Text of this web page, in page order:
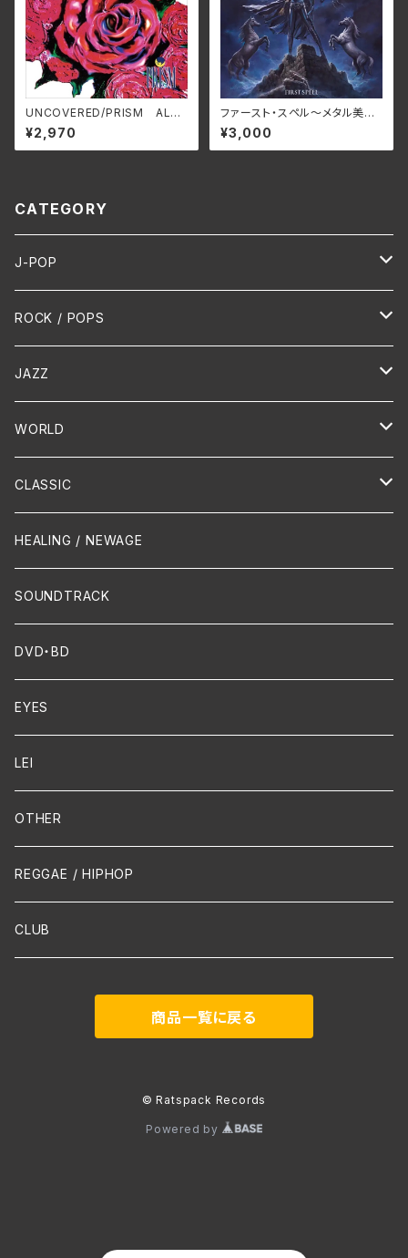
UNCOVERED/PRISM ALT-
515C(仕様:CD)
¥2,970
ファースト・スペル～メタル美魔
女の呪い～/レザーウィッチ R
BNCD-1470(仕様:CD)
¥3,000
CATEGORY
J-POP
HR/HM
演歌 / 歌謡曲
PUNK/HARDCORE
Hip-Hop/Dancehall Reggae
ROCK / POPS
Oldies
HR/HM
JAZZ
Vocal
Piano
Crossover / Fusion
Dixie / New Orleans
FUNK
WORLD
HAWAIIAN
Chanson
CLASSIC
Piano
Flute
Violin
Cello
Guitar / Ukulele
Mandolin
声楽
吹奏楽
Contemporary / Avangarde
HEALING / NEWAGE
SOUNDTRACK
DVD・BD
EYES
LEI
OTHER
REGGAE / HIPHOP
CLUB
商品一覧に戻る
© Ratspack Records
Powered by